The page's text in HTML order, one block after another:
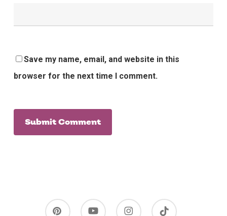
Save my name, email, and website in this
browser for the next time I comment.
pinterest youtube instagram tiktok